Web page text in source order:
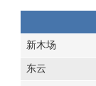
新木场
东云